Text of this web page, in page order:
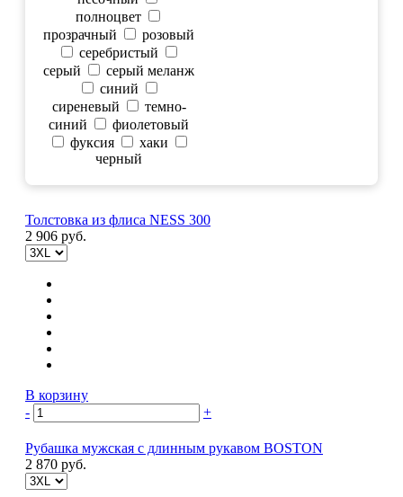
полноцвет
прозрачный
розовый
серебристый
серый
серый меланж
синий
сиреневый
темно-
синий
фиолетовый
фуксия
хаки
черный
Толстовка из флиса NESS 300
2 906 руб.
В корзину
-
+
Рубашка мужская с длинным рукавом BOSTON
2 870 руб.